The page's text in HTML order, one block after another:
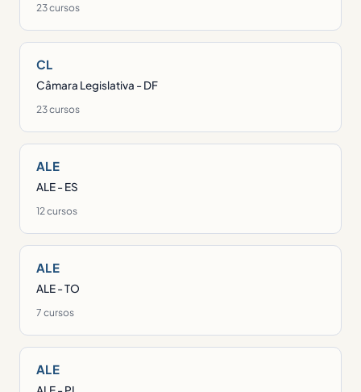
23 cursos
CL
Câmara Legislativa - DF
23 cursos
ALE
ALE - ES
12 cursos
ALE
ALE - TO
7 cursos
ALE